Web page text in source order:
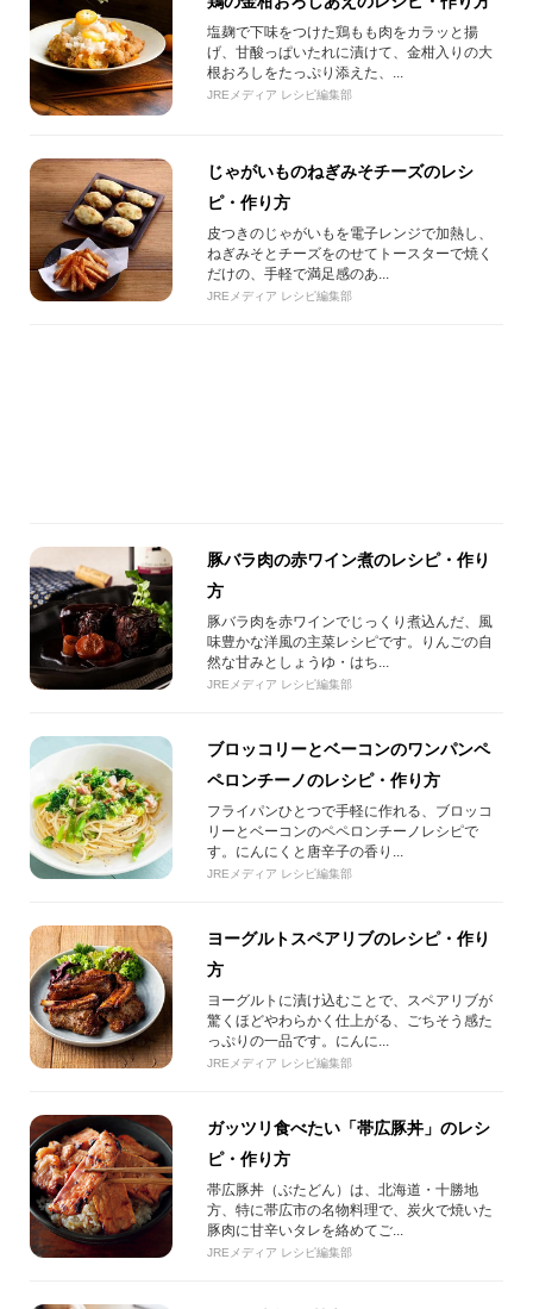
塩麹で下味をつけた鶏もも肉をカラッと揚
げ、甘酸っぱいたれに漬けて、金柑入りの大
根おろしをたっぷり添えた、...
JREメディア レシピ編集部
じゃがいものねぎみそチーズのレシ
ピ・作り方
皮つきのじゃがいもを電子レンジで加熱し、
ねぎみそとチーズをのせてトースターで焼く
だけの、手軽で満足感のあ...
JREメディア レシピ編集部
豚バラ肉の赤ワイン煮のレシピ・作り
方
豚バラ肉を赤ワインでじっくり煮込んだ、風
味豊かな洋風の主菜レシピです。りんごの自
然な甘みとしょうゆ・はち...
JREメディア レシピ編集部
ブロッコリーとベーコンのワンパンペ
ペロンチーノのレシピ・作り方
フライパンひとつで手軽に作れる、ブロッコ
リーとベーコンのペペロンチーノレシピで
す。にんにくと唐辛子の香り...
JREメディア レシピ編集部
ヨーグルトスペアリブのレシピ・作り
方
ヨーグルトに漬け込むことで、スペアリブが
驚くほどやわらかく仕上がる、ごちそう感た
っぷりの一品です。にんに...
JREメディア レシピ編集部
ガッツリ食べたい「帯広豚丼」のレシ
ピ・作り方
帯広豚丼（ぶたどん）は、北海道・十勝地
方、特に帯広市の名物料理で、炭火で焼いた
豚肉に甘辛いタレを絡めてご...
JREメディア レシピ編集部